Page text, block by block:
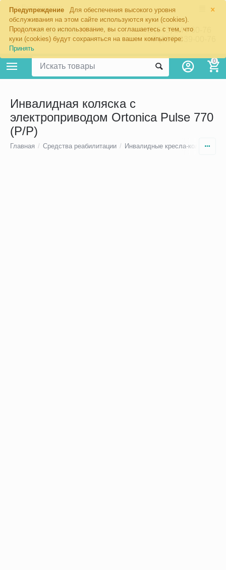
×
Предупреждение
Для обеспечения высокого уровня
обслуживания на этом сайте используются куки (cookies).
Продолжая его использование, вы соглашаетесь с тем, что
куки (cookies) будут сохраняться на вашем компьютере:
Принять
Екатеринбург
8 (343) 344-60-76
+7 (967) 639-00-76
0
Инвалидная коляска с
электроприводом Ortonica Pulse 770
(P/P)
Главная / Средства реабилитации / Инвалидные кресла-коляски